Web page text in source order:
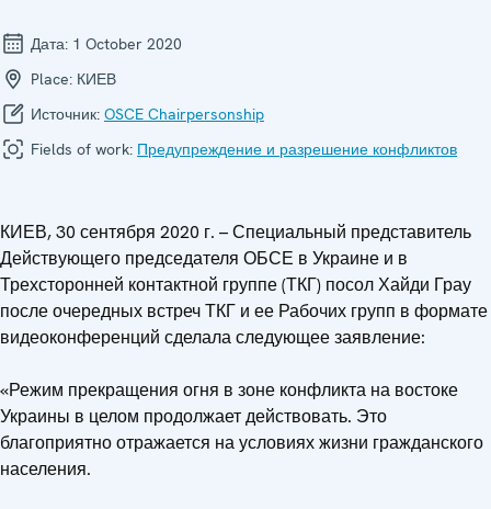
Дата: 1 October 2020
Place: КИЕВ
Источник: OSCE Chairpersonship
Fields of work: Предупреждение и разрешение конфликтов
КИЕВ, 30 сентября 2020 г. – Специальный представитель
Действующего председателя ОБСЕ в Украине и в
Трехсторонней контактной группе (ТКГ) посол Хайди Грау
после очередных встреч ТКГ и ее Рабочих групп в формате
видеоконференций сделала следующее заявление:
«Режим прекращения огня в зоне конфликта на востоке
Украины в целом продолжает действовать. Это
благоприятно отражается на условиях жизни гражданского
населения.